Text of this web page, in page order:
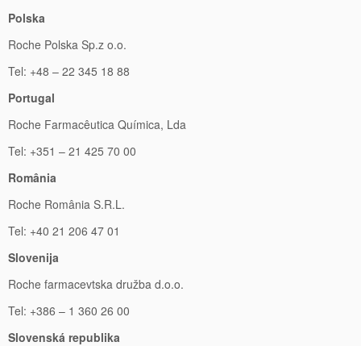
Polska
Roche Polska Sp.z o.o.
Tel: +48 – 22 345 18 88
Portugal
Roche Farmacêutica Química, Lda
Tel: +351 – 21 425 70 00
România
Roche România S.R.L.
Tel: +40 21 206 47 01
Slovenija
Roche farmacevtska družba d.o.o.
Tel: +386 – 1 360 26 00
Slovenská republika